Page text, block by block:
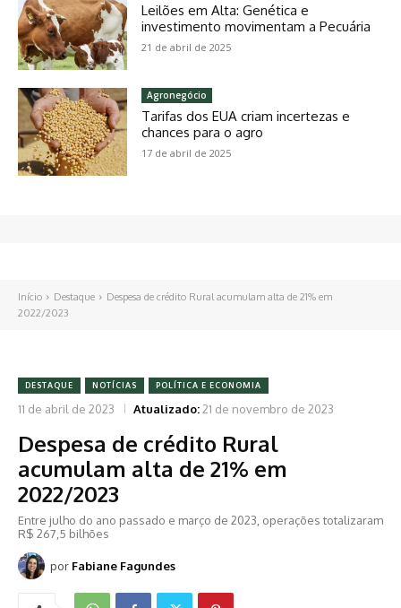
Leilões em Alta: Genética e
investimento movimentam a Pecuária
21 de abril de 2025
Agronegócio
Tarifas dos EUA criam incertezas e
chances para o agro
17 de abril de 2025